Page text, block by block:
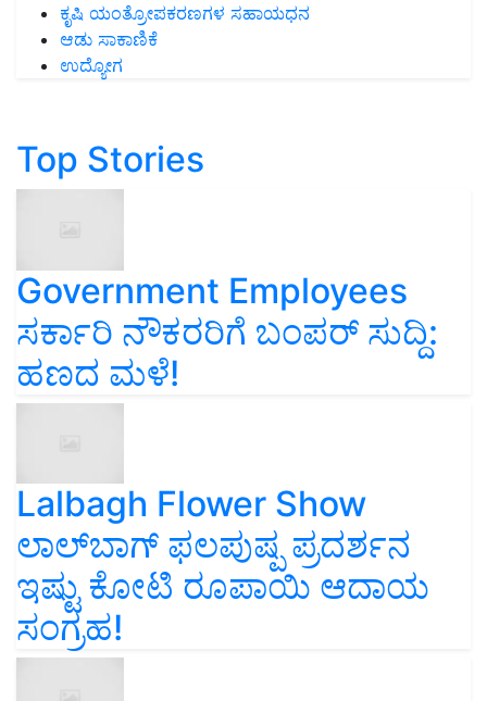
ಕೃಷಿ ಯಂತ್ರೋಪಕರಣಗಳ ಸಹಾಯಧನ
ಆಡು ಸಾಕಾಣಿಕೆ
ಉದ್ಯೋಗ
Top Stories
Government Employees
ಸರ್ಕಾರಿ ನೌಕರರಿಗೆ ಬಂಪರ್‌ ಸುದ್ದಿ:
ಹಣದ ಮಳೆ!
Lalbagh Flower Show
ಲಾಲ್‌ಬಾಗ್ ಫಲಪುಷ್ಪ ಪ್ರದರ್ಶನ
ಇಷ್ಟು ಕೋಟಿ ರೂಪಾಯಿ ಆದಾಯ
ಸಂಗ್ರಹ!